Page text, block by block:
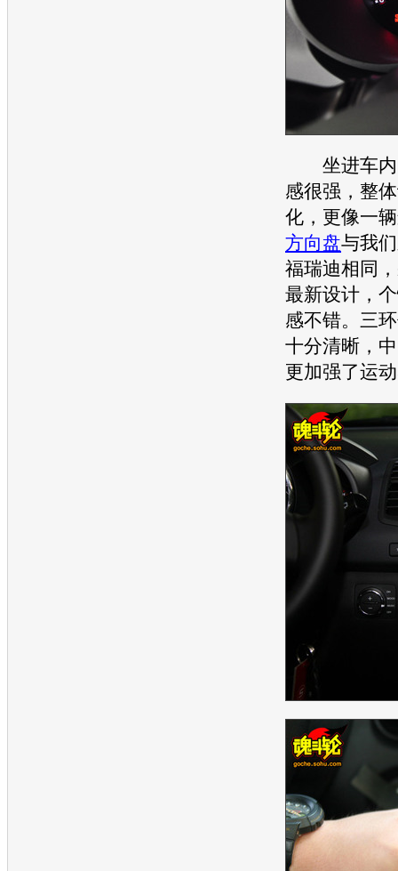
坐进车内
感很强，整
化，更像一
方向盘与我
福瑞迪相同
最新设计，
感不错。三
十分清晰，
更加强了运